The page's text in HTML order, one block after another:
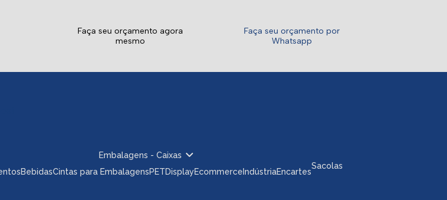
Faça seu orçamento agora
mesmo
Faça seu orçamento por
Whatsapp
Sacolas
Embalagens - Caixas
Bebidas Cintas para Embalagens Display Ecommerce Encartes
Indústria
PET